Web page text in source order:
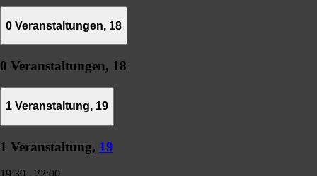
0 Veranstaltungen, 18
0 Veranstaltungen, 18
1 Veranstaltung, 19
1 Veranstaltung, 19